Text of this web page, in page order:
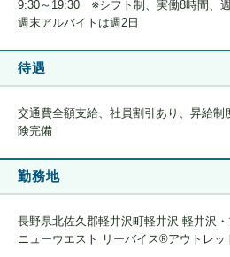
9:30～19:30 ※シフト制、実働8時間、
週末アルバイトは週2日
待遇
交通費全額支給、社員割引あり、昇給
険完備
勤務地
長野県北佐久郡軽井沢町軽井沢 軽井沢
ニューウエスト リーバイス®アウトレッ